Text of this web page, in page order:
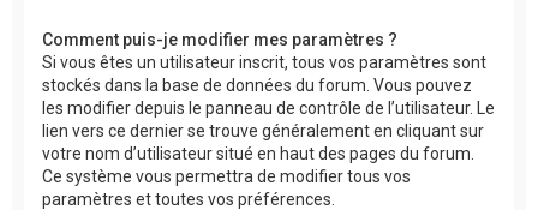
Comment puis-je modifier mes paramètres ?
Si vous êtes un utilisateur inscrit, tous vos paramètres sont
stockés dans la base de données du forum. Vous pouvez
les modifier depuis le panneau de contrôle de l’utilisateur. Le
lien vers ce dernier se trouve généralement en cliquant sur
votre nom d’utilisateur situé en haut des pages du forum.
Ce système vous permettra de modifier tous vos
paramètres et toutes vos préférences.